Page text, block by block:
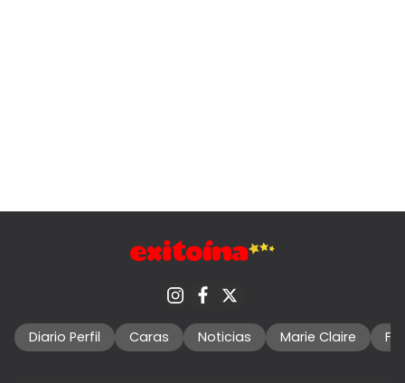
Diario Perfil Caras Noticias Marie Claire